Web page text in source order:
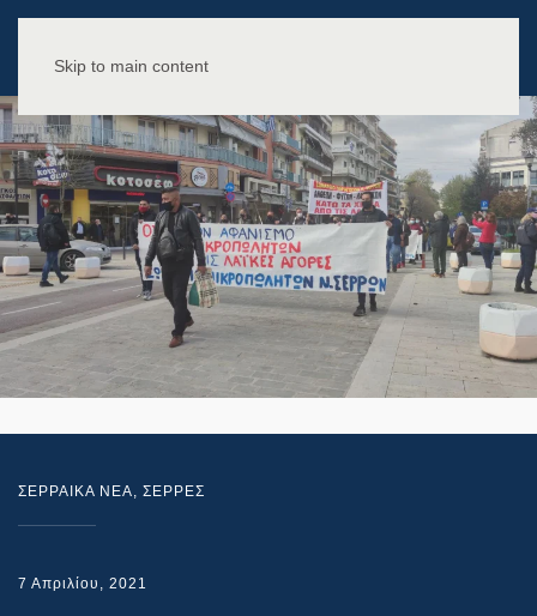
Skip to main content
ΣΕΡΡΑΙΚΑ ΝΕΑ, ΣΕΡΡΕΣ
7 Απριλίου, 2021